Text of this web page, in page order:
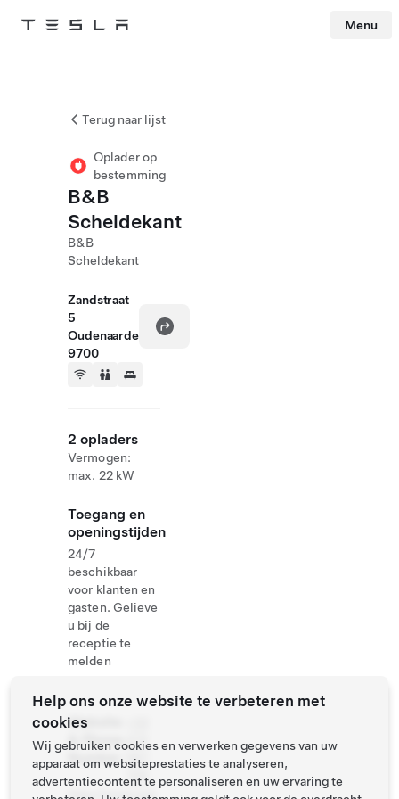
Tesla Menu
Terug naar lijst
Oplader op
bestemming
B&B
Scheldekant
B&B
Scheldekant
Zandstraat
5
Oudenaarde
9700
2 opladers
Vermogen:
max. 22 kW
Toegang en
openingstijden
24/7
beschikbaar
voor klanten en
gasten. Gelieve
u bij de
receptie te
melden
Website
& Phone
Number
472
567
735
http://www.sch
Help ons onze website te verbeteren met
cookies
Wij gebruiken cookies en verwerken gegevens van uw
apparaat om websiteprestaties te analyseren,
advertentiecontent te personaliseren en uw ervaring te